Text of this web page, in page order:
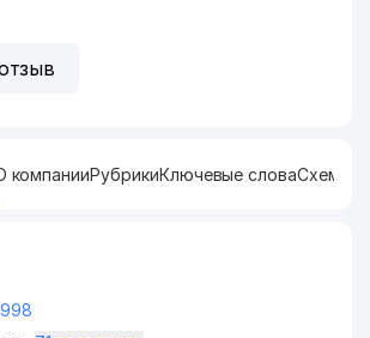
компанииРубрикиКлючевые словаСхема